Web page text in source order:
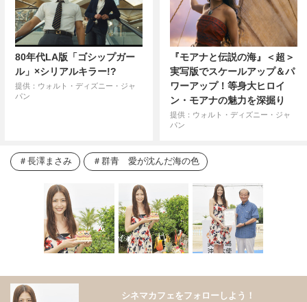
80年代LA版「ゴシップガー
ル」×シリアルキラー!?
提供：ウォルト・ディズニー・ジャ
パン
『モアナと伝説の海』＜超＞
実写版でスケールアップ＆パ
ワーアップ！等身大ヒロイ
ン・モアナの魅力を深掘り
提供：ウォルト・ディズニー・ジャ
パン
長澤まさみ 群青 愛が沈んだ海の色
シネマカフェをフォローしよう！